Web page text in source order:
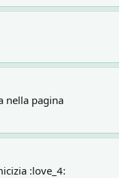
nella pagina
:love_4: